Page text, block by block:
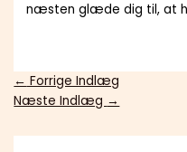
næsten glæde dig til, at
← Forrige Indlæg
Næste Indlæg →